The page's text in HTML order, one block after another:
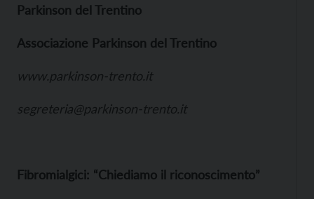
Parkinson del Trentino
Associazione Parkinson del Trentino
www.parkinson-trento.it
segreteria@parkinson-trento.it
Fibromialgici: “Chiediamo il riconoscimento”